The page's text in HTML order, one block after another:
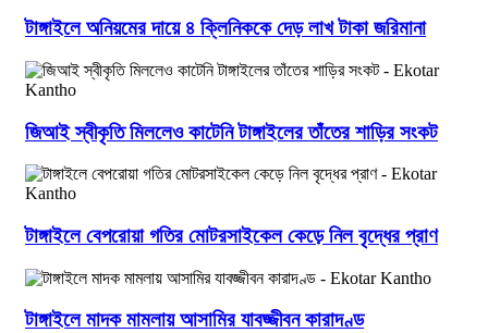
টাঙ্গাইলে অনিয়মের দায়ে ৪ ক্লিনিককে দেড় লাখ টাকা জরিমানা
জিআই স্বীকৃতি মিললেও কাটেনি টাঙ্গাইলের তাঁতের শাড়ির সংকট
টাঙ্গাইলে বেপরোয়া গতির মোটরসাইকেল কেড়ে নিল বৃদ্ধের প্রাণ
টাঙ্গাইলে মাদক মামলায় আসামির যাবজ্জীবন কারাদণ্ড